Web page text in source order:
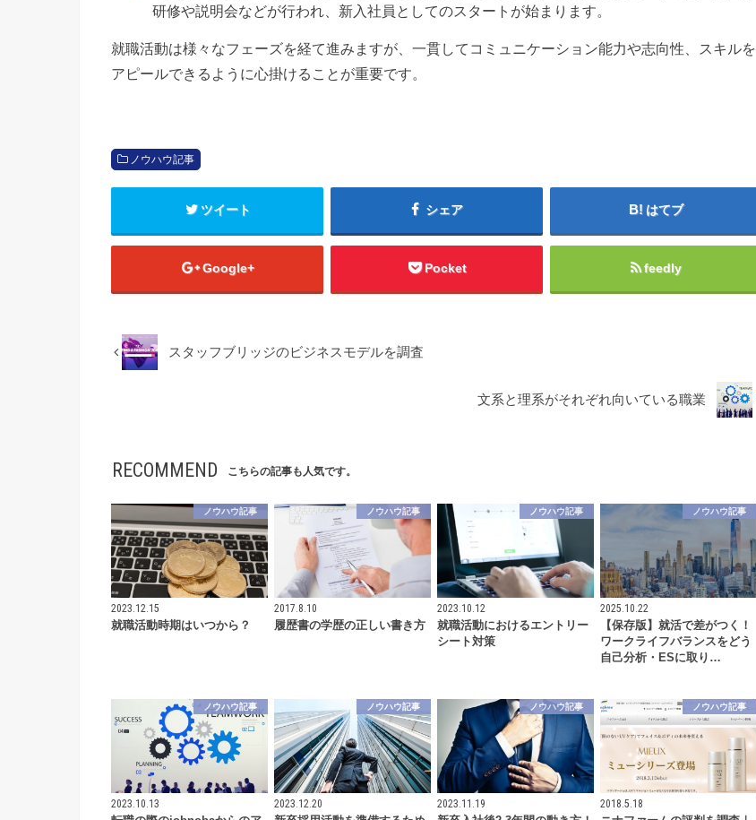
研修や説明会などが行われ、新入社員としてのスタートが始まります。
就職活動は様々なフェーズを経て進みますが、一貫してコミュニケーション能力や志向性、スキルを
アピールできるように心掛けることが重要です。
ノウハウ記事
ツイート シェア はてブ
Google+ Pocket feedly
スタッフブリッジのビジネスモデルを調査
文系と理系がそれぞれ向いている職業
RECOMMEND こちらの記事も人気です。
ノウハウ記事
2023.12.15
就職活動時期はいつから？
ノウハウ記事
2017.8.10
履歴書の学歴の正しい書き方
ノウハウ記事
2023.10.12
就職活動におけるエントリー
シート対策
ノウハウ記事
2025.10.22
【保存版】就活で差がつく！
ワークライフバランスをどう
自己分析・ESに取り…
ノウハウ記事
2023.10.13
ノウハウ記事
2023.12.20
ノウハウ記事
2023.11.19
ノウハウ記事
2018.5.18